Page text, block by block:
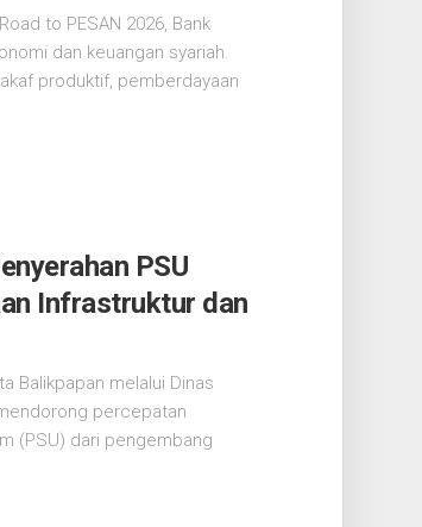
to PESAN 2026, Bank
dan keuangan syariah.
produktif, pemberdayaan
PSU
Infrastruktur dan
Balikpapan melalui Dinas
percepatan
(PSU) dari pengembang